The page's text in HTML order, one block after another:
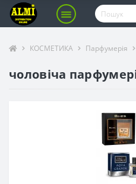
КОСМЕТИКА Парфумерія
чоловіча